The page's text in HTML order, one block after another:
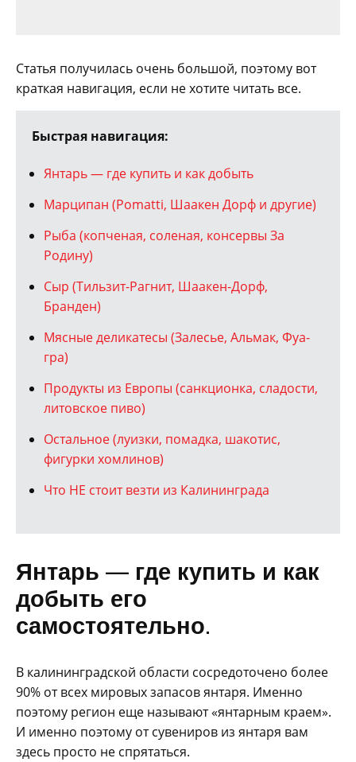
Статья получилась очень большой, поэтому вот
краткая навигация, если не хотите читать все.
Быстрая навигация:
Янтарь — где купить и как добыть
Марципан (Pomatti, Шаакен Дорф и другие)
Рыба (копченая, соленая, консервы За
Родину)
Сыр (Тильзит-Рагнит, Шаакен-Дорф,
Бранден)
Мясные деликатесы (Залесье, Альмак, Фуа-
гра)
Продукты из Европы (санкционка, сладости,
литовское пиво)
Остальное (луизки, помадка, шакотис,
фигурки хомлинов)
Что НЕ стоит везти из Калининграда
Янтарь — где купить и как
добыть его
самостоятельно.
В калининградской области сосредоточено более
90% от всех мировых запасов янтаря. Именно
поэтому регион еще называют «янтарным краем».
И именно поэтому от сувениров из янтаря вам
здесь просто не спрятаться.